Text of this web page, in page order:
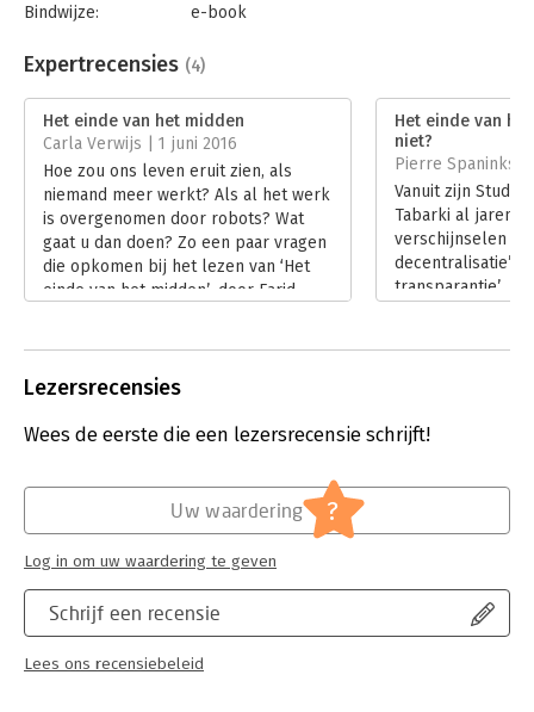
Bindwijze:
e-book
Bestandsformaat:
epub
Uitgever:
Warden Press
Druk:
1
Verschijningsdatum:
11-3-2017
Hoofdrubriek: Mens en maatschappij
Expertrecensies (4)
Het einde van het midden
Carla Verwijs | 1 juni 2016
Hoe zou ons leven eruit zien, als
niemand meer werkt? Als al het werk
is overgenomen door robots? Wat
gaat u dan doen? Zo een paar vragen
die opkomen bij het lezen van ‘Het
einde van het midden’, door Farid
een van de ontwikkelingen die
toekomst.
Het einde van
niet?
Pierre Spaninks |
Vanuit zijn Studio
Tabarki al jaren
verschijnselen als
decentralisatie’
transparantie’. In
geweest bij meer
Lezersrecensies
Wees de eerste die een lezersrecensie schrijft!
Schrijf een recensie
Lees ons recensiebeleid
Uw waardering ?
Log in om uw waardering te geven